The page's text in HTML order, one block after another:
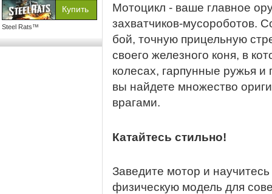
Steel Rats™
Мотоцикл - ваше главное
захватчиков-мусороботов.
бой, точную прицельную
своего железного коня, в
колесах, гарпунные ружья
вы найдете множество
врагами.
Катайтесь стильно!
Заведите мотор и
физическую модель для